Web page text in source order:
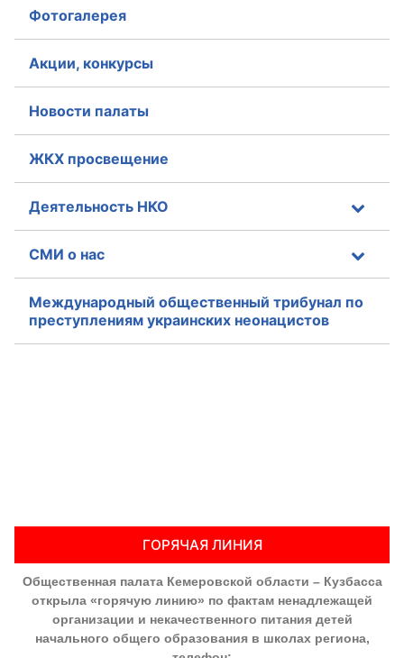
Фотогалерея
Акции, конкурсы
Новости палаты
ЖКХ просвещение
Деятельность НКО
СМИ о нас
Международный общественный трибунал по
преступлениям украинских неонацистов
ГОРЯЧАЯ ЛИНИЯ
Общественная палата Кемеровской области – Кузбасса
открыла «горячую линию» по фактам ненадлежащей
организации и некачественного питания детей
начального общего образования в школах региона,